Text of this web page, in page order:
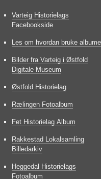
Varteig Historielags
Facebookside
Les om hvordan bruke
Bilder fra Varteig i Østfold
Digitale Museum
Østfold Historielag
Rælingen Fotoalbum
Fet Historielag Album
Rakkestad Lokalsamling
Billedarkiv
Heggedal Historielags
Fotoalbum